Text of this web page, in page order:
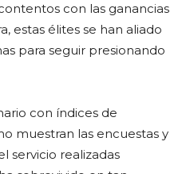
con las ganancias
estas élites se han aliado
para seguir presionando
con índices de
muestran las encuestas y
servicio realizadas